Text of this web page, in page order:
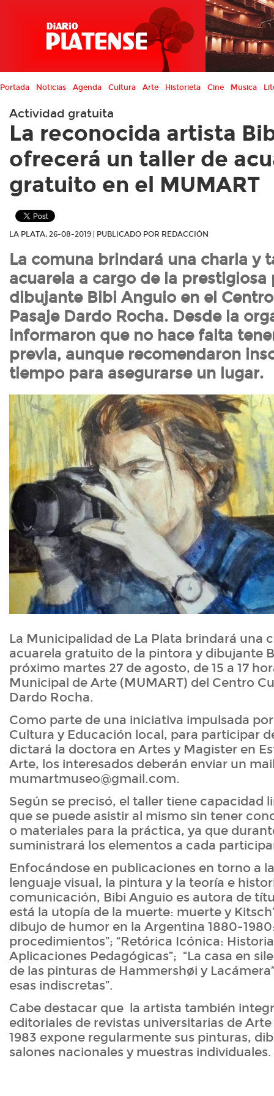
Portada Noticias Agenda Cultura Arte Historieta Cine Musica
Actividad gratuita
La reconocida artista
ofrecerá un taller de
gratuito en el MUMART
LA PLATA, 26-08-2019 | PUBLICADO POR REDACCIÓN
La comuna brindará una charla y
acuarela a cargo de la prestigiosa
dibujante Bibi Anguio en el
Pasaje Dardo Rocha. Desde la
informaron que no hace falta
previa, aunque recomendaron
tiempo para asegurarse un lugar.
La Municipalidad de La Plata brindará una
acuarela gratuito de la pintora y dibujante
próximo martes 27 de agosto, de 15 a 17
Municipal de Arte (MUMART) del Centro
Dardo Rocha.
Como parte de una iniciativa impulsada
Cultura y Educación local, para participar
dictará la doctora en Artes y Magister en
Arte, los interesados deberán enviar un
mumartmuseo@gmail.com.
Según se precisó, el taller tiene capacidad
que se puede asistir al mismo sin tener
o materiales para la práctica, ya que
suministrará los elementos a cada
Enfocándose en publicaciones en torno a
lenguaje visual, la pintura y la teoría e
comunicación, Bibi Anguio es autora de
está la utopía de la muerte: muerte y
dibujo de humor en la Argentina 1880-
procedimientos”; “Retórica Icónica:
Aplicaciones Pedagógicas”; “La casa en
de las pinturas de Hammershøi y
esas indiscretas”.
Cabe destacar que la artista también
editoriales de revistas universitarias de
1983 expone regularmente sus pinturas,
salones nacionales y muestras individuales.